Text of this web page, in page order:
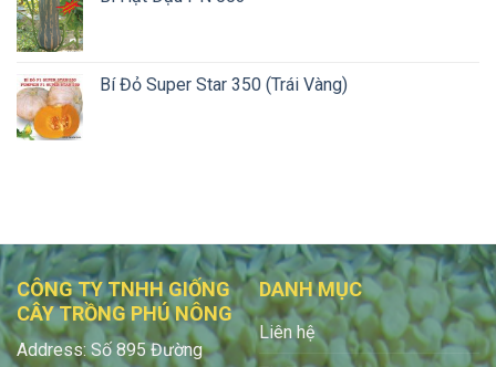
Bí Đỏ Super Star 350 (Trái Vàng)
CÔNG TY TNHH GIỐNG
CÂY TRỒNG PHÚ NÔNG
Address: Số 895 Đường
DANH MỤC
Liên hệ